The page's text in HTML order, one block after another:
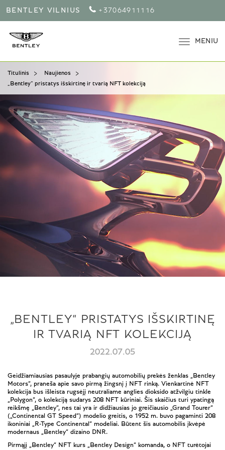
BENTLEY VILNIUS +37064911116
MENIU
Titulinis
Naujienos
„Bentley“ pristatys išskirtinę ir tvarią NFT kolekciją
„BENTLEY“ PRISTATYS IŠSKIRTINĘ
IR TVARIĄ NFT KOLEKCIJĄ
2022.07.05
Geidžiamiausias pasaulyje prabangių automobilių prekės ženklas „Bentley
Motors“, praneša apie savo pirmą žingsnį į NFT rinką. Vienkartinė NFT
kolekcija bus išleista rugsėjį neutraliame anglies dioksido atžvilgiu tinkle
„Polygon“, o kolekciją sudarys 208 NFT kūriniai. Šis skaičius turi ypatingą
reikšmę „Bentley“, nes tai yra ir didžiausias jo greičiausio „Grand Tourer“
(„Continental GT Speed“) modelio greitis, o 1952 m. buvo pagaminti 208
ikoniniai „R-Type Continental“ modeliai. Būtent šis automobilis įkvėpė
modernaus „Bentley“ dizaino DNR.
Pirmąjį „Bentley“ NFT kurs „Bentley Design“ komanda, o NFT turėtojai